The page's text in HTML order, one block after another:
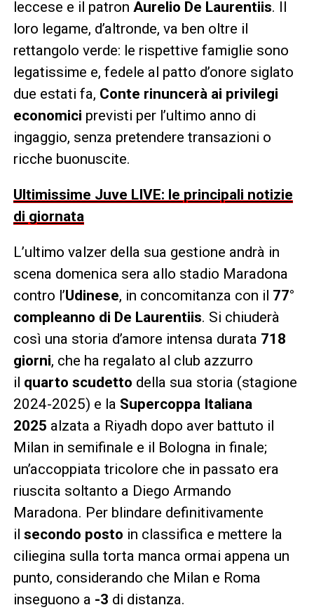
leccese e il patron Aurelio De Laurentiis. Il
loro legame, d’altronde, va ben oltre il
rettangolo verde: le rispettive famiglie sono
legatissime e, fedele al patto d’onore siglato
due estati fa, Conte rinuncerà ai privilegi
economici previsti per l’ultimo anno di
ingaggio, senza pretendere transazioni o
ricche buonuscite.
Ultimissime Juve LIVE: le principali notizie
di giornata
L’ultimo valzer della sua gestione andrà in
scena domenica sera allo stadio Maradona
contro l’Udinese, in concomitanza con il 77°
compleanno di De Laurentiis. Si chiuderà
così una storia d’amore intensa durata 718
giorni, che ha regalato al club azzurro
il quarto scudetto della sua storia (stagione
2024-2025) e la Supercoppa Italiana
2025 alzata a Riyadh dopo aver battuto il
Milan in semifinale e il Bologna in finale;
un’accoppiata tricolore che in passato era
riuscita soltanto a Diego Armando
Maradona. Per blindare definitivamente
il secondo posto in classifica e mettere la
ciliegina sulla torta manca ormai appena un
punto, considerando che Milan e Roma
inseguono a -3 di distanza.